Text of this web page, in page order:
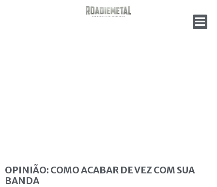
OPINIÃO: COMO ACABAR DE VEZ COM SUA
BANDA